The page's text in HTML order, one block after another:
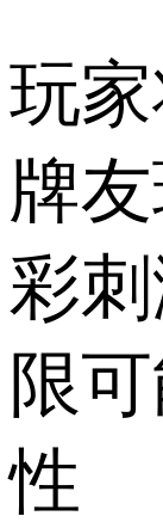
玩
牌
彩
限
性